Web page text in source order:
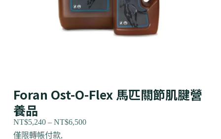
Foran Ost-O-Flex 馬匹關節肌腱營
養品
NT$5,240 – NT$6,500
僅限轉帳付款,